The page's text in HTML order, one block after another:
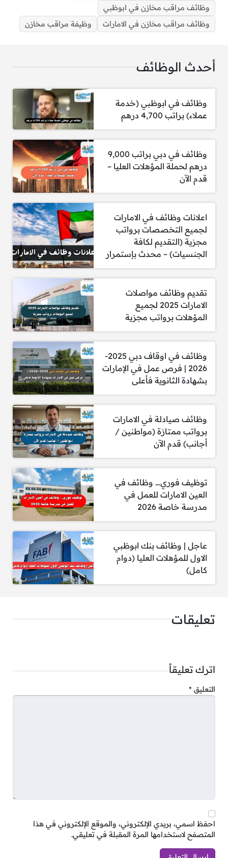
المخططة للطائرات.
إجراء فحوصات يومية لمناطق التخزين والتأكد
من الالتزام بظروف السلامة والتخزين السليم.
الفنية والمشرفين.
والأدوات في نظام (RAL) ومتابعة صلاحيتها
ومعايرتها.
إصدار الأدوات وقطع الغيار يوميًا وفق خطط
الصيانة، وحفظ السجلات والإيصالات الخاصة بها.
دعم عمليات الصيانة للطائرات التابعة للشركة أو
للغير وفق الإجراءات المعتمدة.
التأكد من صلاحية الأدوات والمعدات وإبلاغ
الفريق المختص عن أي أعطال أو حاجات صيانة.
إعادة الأجزاء غير المستخدمة إلى المخزون
وتحديث السجلات بدقة.
إعداد تقارير دورية عن المخزون، ورصد الأخطاء
وتصحيحها.
مساعدة مشرف المخازن في تطبيق معايير
السلامة والنظافة وتحسين الأداء العام.
المساهمة في الترتيبات اللوجستية لنقل قطع
الخارجية.
شهادة الثانوية العامة أو الدبلوم في تخصص ذي
صلة، ويفضّل البكالوريوس.
إجادة استخدام برامج مايكروسوفت أوفيس.
إجادة اللغة الإنجليزية تحدثًا وكتابة.
امتلاك رخصة قيادة إماراتية سارية.
وظائف قد تهمك:
وظائف في الامارات لحملة الثانوية العامة برواتب
ومزايا تنافسية 2025
وظائف مراقب مخازن في ابوظبي
وظائف مراقب مخازن في الامارات
وظيفة مراقب مخازن
أحدث الوظائف
وظائف في ابوظبي (خدمة
عملاء) براتب 4,700 درهم
وظائف في دبي براتب 9,000
درهم لحملة المؤهلات العليا –
قدم الآن
اعلانات وظائف في الامارات
لجميع التخصصات برواتب
مجزية (التقديم لكافة
الجنسيات) – محدث بإستمرار
تقديم وظائف مواصلات
الامارات 2025 لجميع
المؤهلات برواتب مجزية
وظائف في اوقاف دبي 2025-
2026 | فرص عمل في الإمارات
بشهادة الثانوية فأعلى
وظائف صيادلة في الامارات
برواتب ممتازة (مواطنين /
أجانب) قدم الآن
توظيف فوري… وظائف في
العين الامارات للعمل في
مدرسة خاصة 2026
عاجل | وظائف بنك ابوظبي
الاول للمؤهلات العليا (دوام
كامل)
تعليقات
اترك تعليقاً
التعليق *
احفظ اسمي، بريدي الإلكتروني، والموقع الإلكتروني في هذا
المتصفح لاستخدامها المرة المقبلة في تعليقي.